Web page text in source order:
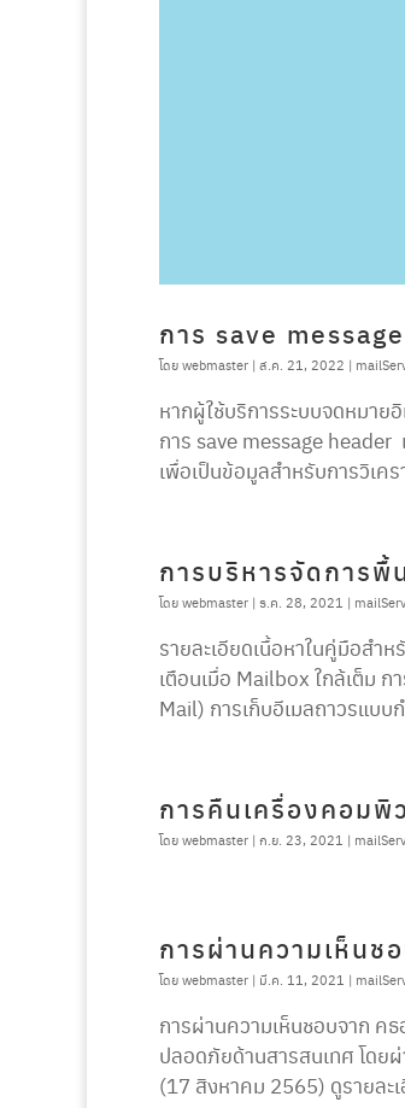
การ save
โดย webmaster | ส.ค. 21, 2022 |
หากผู้ใช้บริการระบบจดหมาย
การ save message header
เพื่อเป็นข้อมูลสำหรับการวิเค
การบริหารจัดการพื้
โดย webmaster | ธ.ค. 28, 2021 |
รายละเอียดเนื้อหาในคู่มือสำ
เตือนเมื่อ Mailbox ใกล้เต็ม
Mail) การเก็บอีเมลถาวรแบบ
การคืนเครื่องคอม
โดย webmaster | ก.ย. 23, 2021 |
การผ่านความเห็นช
โดย webmaster | มี.ค. 11, 2021 |
การผ่านความเห็นชอบจ
ปลอดภัยด้านสารสนเทศ โด
(17 สิงหาคม 2565) ดูรายละ